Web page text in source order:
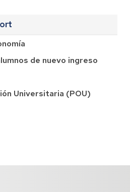
de nuevo ingreso
Universitaria (POU)